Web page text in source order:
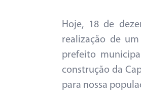
Hoje, 18 de
realização de
prefeito
construção da
para nossa